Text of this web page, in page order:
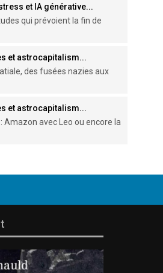
et IA générative...
qui prévoient la fin de
et astrocapitalism...
des fusées nazies aux
et astrocapitalism...
: Amazon avec Leo ou encore la